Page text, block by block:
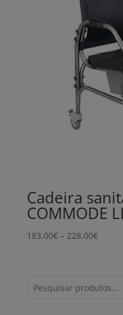
Cadeira
COMMODE
183,00€ – 228,00€Price
228,00€